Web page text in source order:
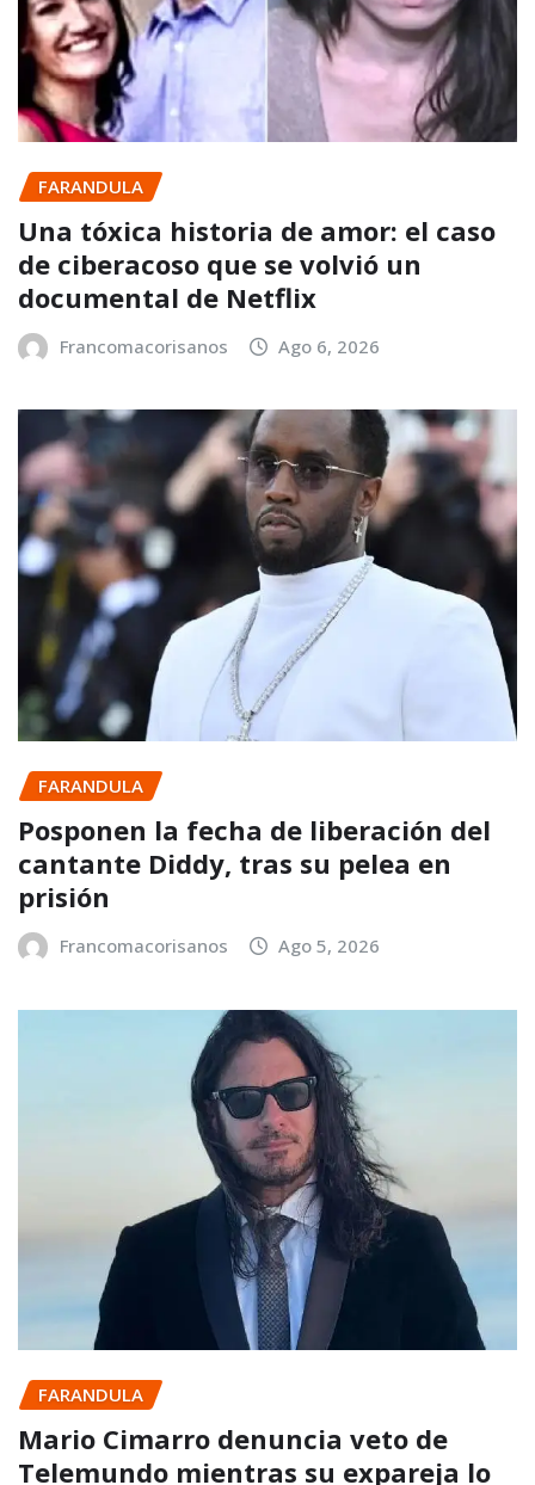
FARANDULA
Una tóxica historia de amor: el caso
de ciberacoso que se volvió un
documental de Netflix
Francomacorisanos Ago 6, 2026
FARANDULA
Posponen la fecha de liberación del
cantante Diddy, tras su pelea en
prisión
Francomacorisanos Ago 5, 2026
FARANDULA
Mario Cimarro denuncia veto de
Telemundo mientras su expareja lo